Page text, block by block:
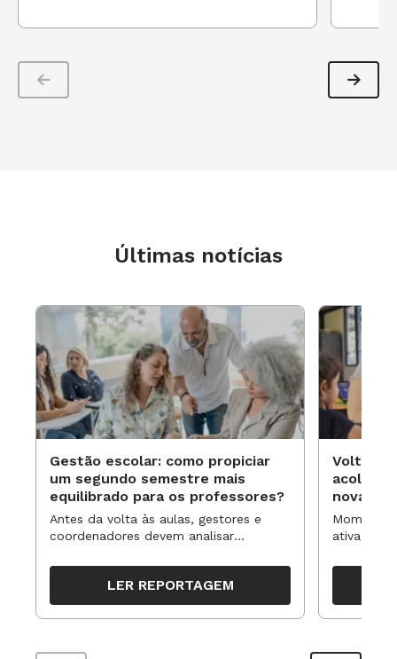
Últimas notícias
Gestão escolar: como propiciar
um segundo semestre mais
equilibrado para os professores?
Antes da volta às aulas, gestores e
coordenadores devem analisar
organizar ações para orientar o
trabalho pedagógico ao longo do
período
LER REPORTAGEM
Volta às
novas
ativa
propostas